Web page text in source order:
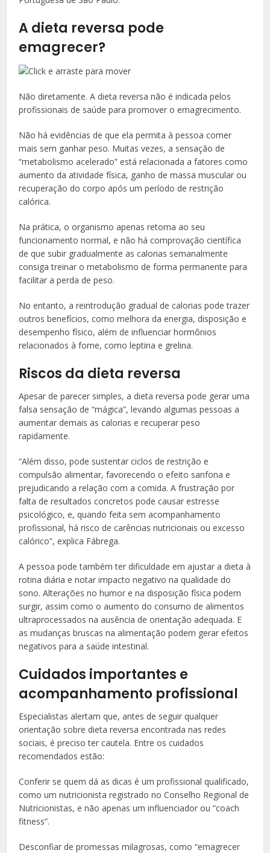
A dieta reversa pode
emagrecer?
Não diretamente. A dieta reversa não é indicada pelos
profissionais de saúde para promover o emagrecimento.
Não há evidências de que ela permita à pessoa comer
mais sem ganhar peso. Muitas vezes, a sensação de
“metabolismo acelerado” está relacionada a fatores como
aumento da atividade física, ganho de massa muscular ou
recuperação do corpo após um período de restrição
calórica.
Na prática, o organismo apenas retorna ao seu
funcionamento normal, e não há comprovação científica
de que subir gradualmente as calorias semanalmente
consiga treinar o metabolismo de forma permanente para
facilitar a perda de peso.
No entanto, a reintrodução gradual de calorias pode trazer
outros benefícios, como melhora da energia, disposição e
desempenho físico, além de influenciar hormônios
relacionados à fome, como leptina e grelina.
Riscos da dieta reversa
Apesar de parecer simples, a dieta reversa pode gerar uma
falsa sensação de “mágica”, levando algumas pessoas a
aumentar demais as calorias e recuperar peso
rapidamente.
“Além disso, pode sustentar ciclos de restrição e
compulsão alimentar, favorecendo o efeito sanfona e
prejudicando a relação com a comida. A frustração por
falta de resultados concretos pode causar estresse
psicológico, e, quando feita sem acompanhamento
profissional, há risco de carências nutricionais ou excesso
calórico”, explica Fábrega.
A pessoa pode também ter dificuldade em ajustar a dieta à
rotina diária e notar impacto negativo na qualidade do
sono. Alterações no humor e na disposição física podem
surgir, assim como o aumento do consumo de alimentos
ultraprocessados na ausência de orientação adequada. E
as mudanças bruscas na alimentação podem gerar efeitos
negativos para a saúde intestinal.
Cuidados importantes e
acompanhamento profissional
Especialistas alertam que, antes de seguir qualquer
orientação sobre dieta reversa encontrada nas redes
sociais, é preciso ter cautela. Entre os cuidados
recomendados estão:
Conferir se quem dá as dicas é um profissional qualificado,
como um nutricionista registrado no Conselho Regional de
Nutricionistas, e não apenas um influenciador ou “coach
fitness”.
Desconfiar de promessas milagrosas, como “emagrecer